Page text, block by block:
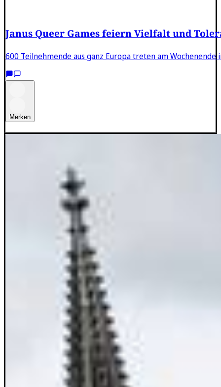
Janus Queer Games feiern Vielfalt und
600 Teilnehmende aus ganz Europa treten am
Merken